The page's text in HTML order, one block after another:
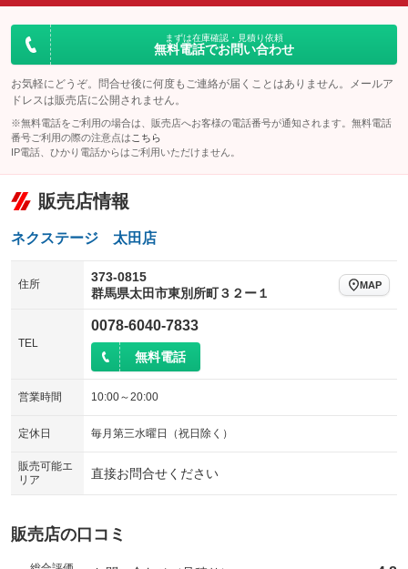
：装備なし
：装備なし
まずは在庫確認・見積り依頼
無料電話でお問い合わせ
お気軽にどうぞ。問合せ後に何度もご連絡が届くことはありません。メールア
ドレスは販売店に公開されません。
※無料電話をご利用の場合は、販売店へお客様の電話番号が通知されます。無料電話
番号ご利用の際の注意点は こちら
IP電話、ひかり電話からはご利用いただけません。
販売店情報
ネクステージ 太田店
住所
373-0815
群馬県太田市東別所町３２ー１
MAP
TEL
0078-6040-7833
無料電話
営業時間 10:00～20:00
定休日 毎月第三水曜日（祝日除く）
販売可能エ
リア
直接お問合せください
販売店の口コミ